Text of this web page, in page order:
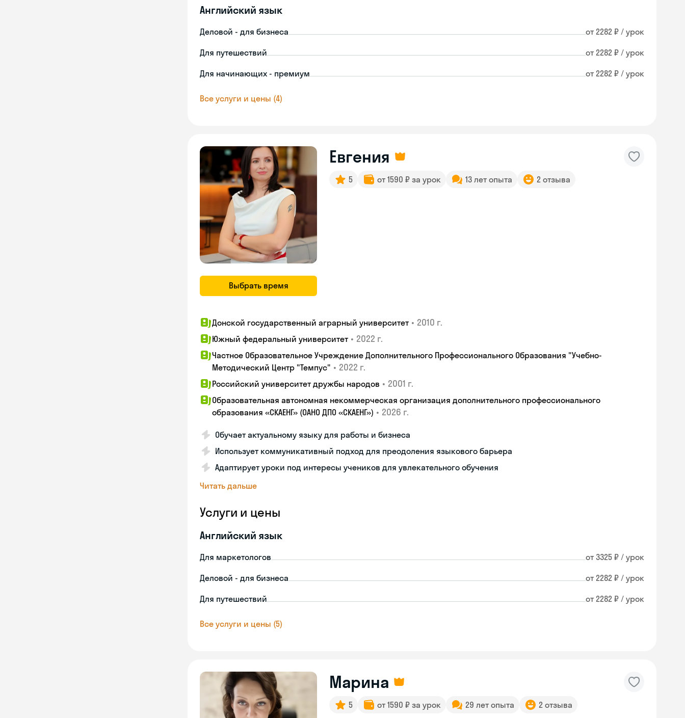
Английский язык
Деловой - для бизнеса от 2282 ₽ / урок
Для путешествий от 2282 ₽ / урок
Для начинающих - премиум от 2282 ₽ / урок
Все услуги и цены (4)
Выбрать время
Евгения
5 от 1590 ₽ за урок 13 лет опыта 2 отзыва
Донской государственный аграрный университет • 2010 г.
Южный федеральный университет • 2022 г.
Частное Образовательное Учреждение Дополнительного Профессионального Образования "Учебно-
Методический Центр "Темпус" • 2022 г.
Российский университет дружбы народов • 2001 г.
Образовательная автономная некоммерческая организация дополнительного профессионального
образования «СКАЕНГ» (ОАНО ДПО «СКАЕНГ») • 2026 г.
Обучает актуальному языку для работы и бизнеса
Использует коммуникативный подход для преодоления языкового барьера
Адаптирует уроки под интересы учеников для увлекательного обучения
Читать дальше
Услуги и цены
Английский язык
Для маркетологов от 3325 ₽ / урок
Деловой - для бизнеса от 2282 ₽ / урок
Для путешествий от 2282 ₽ / урок
Все услуги и цены (5)
Марина
5 от 1590 ₽ за урок 29 лет опыта 2 отзыва